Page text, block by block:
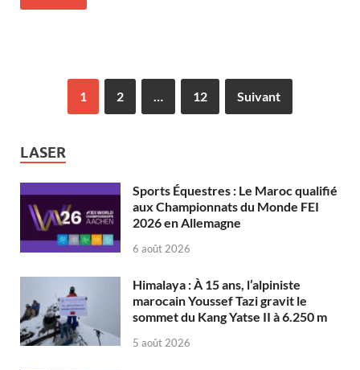
1 2 … 12 Suivant
LASER
Sports Équestres : Le Maroc qualifié
aux Championnats du Monde FEI
2026 en Allemagne
6 août 2026
Himalaya : À 15 ans, l’alpiniste
marocain Youssef Tazi gravit le
sommet du Kang Yatse II à 6.250 m
5 août 2026